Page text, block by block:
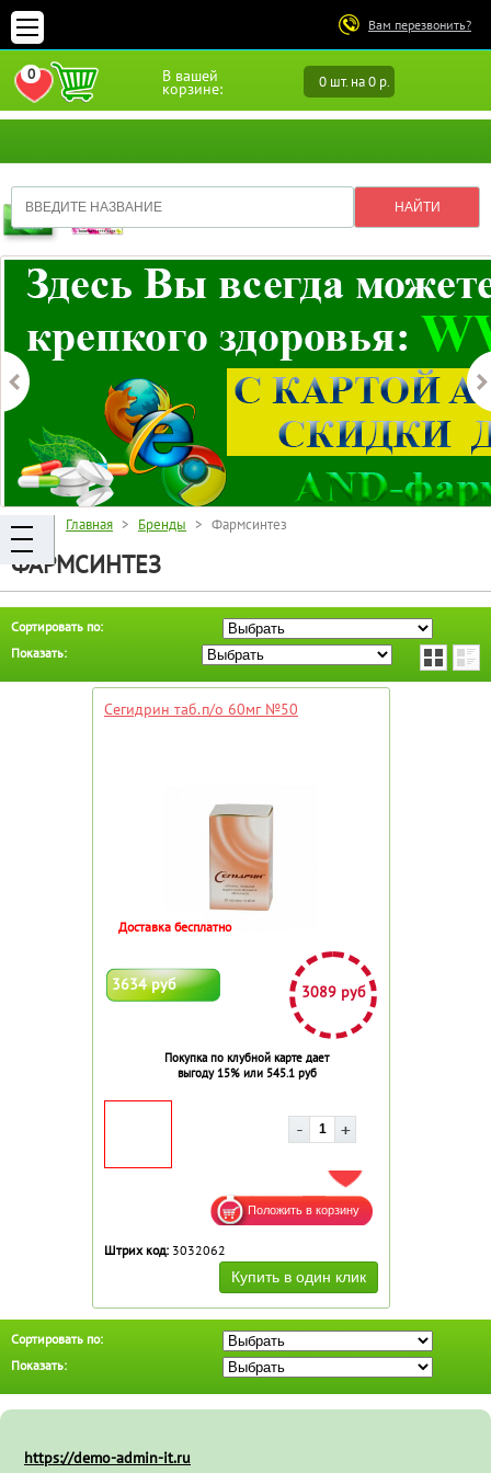
Вам перезвонить?
В вашей
корзине: 0 шт. на 0 р.
0
ПЕРЕЙТИ В ИЗБРАННОЕ
Главная > Бренды > Фармсинтез
ФАРМСИНТЕЗ
Сортировать по:
Показать:
Сегидрин таб.п/о 60мг №50
3634 руб 3089 руб
Покупка по клубной карте дает
выгоду 15% или 545.1 руб
Доставка бесплатно
ДОБАВИТЬ В ИЗБРАННОЕ
Штрих код: 3032062
Сортировать по:
Показать:
https://demo-admin-it.ru